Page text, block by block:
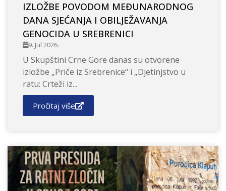
IZLOŽBE POVODOM MEĐUNARODNOG
DANA SJEĆANJA I OBILJEŽAVANJA
GENOCIDA U SREBRENICI
9. Jul 2026.
U Skupštini Crne Gore danas su otvorene
izložbe „Priče iz Srebrenice“ i „Djetinjstvo u
ratu: Crteži iz...
Pročitaj više